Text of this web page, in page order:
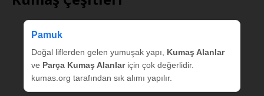
Pamuk
Doğal liflerden gelen yumuşak yapı, Kumaş Alanlar
ve Parça Kumaş Alanlariçin çok değerlidir.
kumas.org tarafından sık alımı yapılır.